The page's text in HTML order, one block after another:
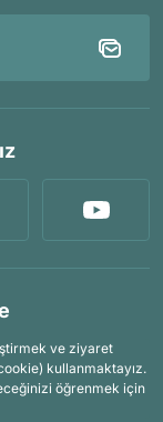
ve ziyaret
kullanmaktayız.
öğrenmek için